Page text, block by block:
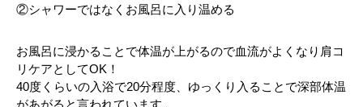
②シャワーではなくお風呂に入り温める
お風呂に浸かることで体温が上がるので血流がよくなり肩コ
リケアとしてOK！
40度くらいの入浴で20分程度、ゆっくり入ることで深部体温